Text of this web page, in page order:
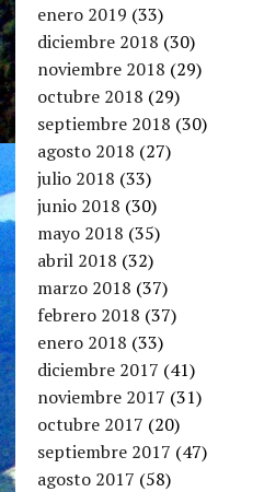
enero 2019 (33)
diciembre 2018 (30)
noviembre 2018 (29)
octubre 2018 (29)
septiembre 2018 (30)
agosto 2018 (27)
julio 2018 (33)
junio 2018 (30)
mayo 2018 (35)
abril 2018 (32)
marzo 2018 (37)
febrero 2018 (37)
enero 2018 (33)
diciembre 2017 (41)
noviembre 2017 (31)
octubre 2017 (20)
septiembre 2017 (47)
agosto 2017 (58)